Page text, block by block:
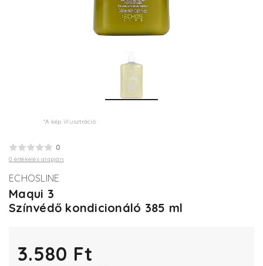
*A kép illusztráció
0
0 értékelés alapján
ECHOSLINE
Maqui 3
Színvédő kondicionáló 385 ml
3.580 Ft